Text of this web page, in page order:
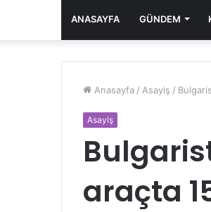
ANASAYFA GÜNDEM
Anasayfa / Asayiş /
Asayiş
araçta